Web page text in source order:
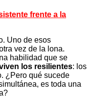
frente a la
Uno de esos
vez de la lona.
habilidad que se
los resilientes: los
¿Pero qué sucede
es toda una